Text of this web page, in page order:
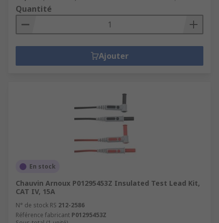
Quantité
Ajouter
En stock
Chauvin Arnoux P01295453Z Insulated Test Lead Kit,
CAT IV, 15A
N° de stock RS 212-2586
Référence fabricant P01295453Z